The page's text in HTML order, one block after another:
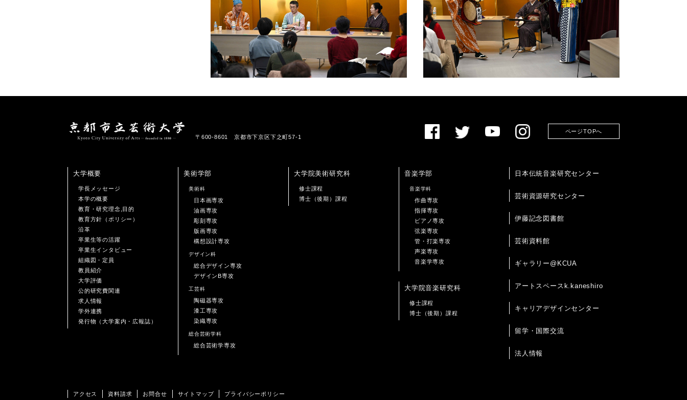
〒600-8601 京都市下京区下之町57-1
ページTOPへ
大学概要
学長メッセージ
本学の概要
教育・研究理念,目的
教育方針（ポリシー）
沿革
卒業生等の活躍
卒業生インタビュー
組織図・定員
教員紹介
大学評価
公的研究費関連
求人情報
学外連携
発行物（大学案内・広報誌）
美術学部
美術科
日本画専攻
油画専攻
彫刻専攻
版画専攻
構想設計専攻
デザイン科
総合デザイン専攻
デザインB専攻
工芸科
陶磁器専攻
漆工専攻
染織専攻
総合芸術学科
総合芸術学専攻
大学院美術研究科
修士課程
博士（後期）課程
音楽学部
音楽学科
作曲専攻
指揮専攻
ピアノ専攻
弦楽専攻
管・打楽専攻
声楽専攻
音楽学専攻
大学院音楽研究科
修士課程
博士（後期）課程
日本伝統音楽研究センター
芸術資源研究センター
伊藤記念図書館
芸術資料館
ギャラリー@KCUA
アートスペースk.kaneshiro
キャリアデザインセンター
留学・国際交流
法人情報
アクセス 資料請求 お問合せ サイトマップ プライバシーポリシー